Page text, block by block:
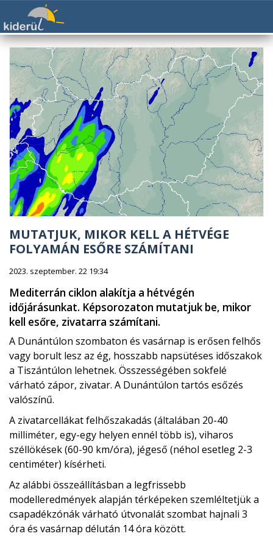
MUTATJUK, MIKOR KELL A HÉTVÉGE
FOLYAMÁN ESŐRE SZÁMÍTANI
2023. szeptember. 22 19:34
Mediterrán ciklon alakítja a hétvégén
időjárásunkat. Képsorozaton mutatjuk be, mikor
kell esőre, zivatarra számítani.
A Dunántúlon szombaton és vasárnap is erősen felhős
vagy borult lesz az ég, hosszabb napsütéses időszakok
a Tiszántúlon lehetnek. Összességében sokfelé
várható zápor, zivatar. A Dunántúlon tartós esőzés
valószínű.
A zivatarcellákat felhőszakadás (általában 20-40
milliméter, egy-egy helyen ennél több is), viharos
széllökések (60-90 km/óra), jégeső (néhol esetleg 2-3
centiméter) kísérheti.
Az alábbi összeállításban a legfrissebb
modelleredmények alapján térképeken szemléltetjük a
csapadékzónák várható útvonalát szombat hajnali 3
óra és vasárnap délután 14 óra között.